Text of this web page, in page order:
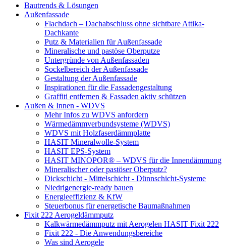
Bautrends & Lösungen
Außenfassade
Flachdach – Dachabschluss ohne sichtbare Attika-
Dachkante
Putz & Materialien für Außenfassade
Mineralische und pastöse Oberputze
Untergründe von Außenfassaden
Sockelbereich der Außenfassade
Gestaltung der Außenfassade
Inspirationen für die Fassadengestaltung
Graffiti entfernen & Fassaden aktiv schützen
Außen & Innen - WDVS
Mehr Infos zu WDVS anfordern
Wärmedämmverbundsysteme (WDVS)
WDVS mit Holzfaserdämmplatte
HASIT Mineralwolle-System
HASIT EPS-System
HASIT MINOPOR® – WDVS für die Innendämmung
Mineralischer oder pastöser Oberputz?
Dickschicht - Mittelschicht - Dünnschicht-Systeme
Niedrigenergie-ready bauen
Energieeffizienz & KfW
Steuerbonus für energetische Baumaßnahmen
Fixit 222 Aerogeldämmputz
Kalkwärmedämmputz mit Aerogelen HASIT Fixit 222
Fixit 222 - Die Anwendungsbereiche
Was sind Aerogele